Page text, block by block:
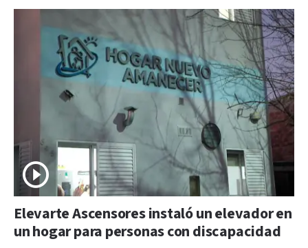
Elevarte Ascensores instaló un elevador en
un hogar para personas con discapacidad